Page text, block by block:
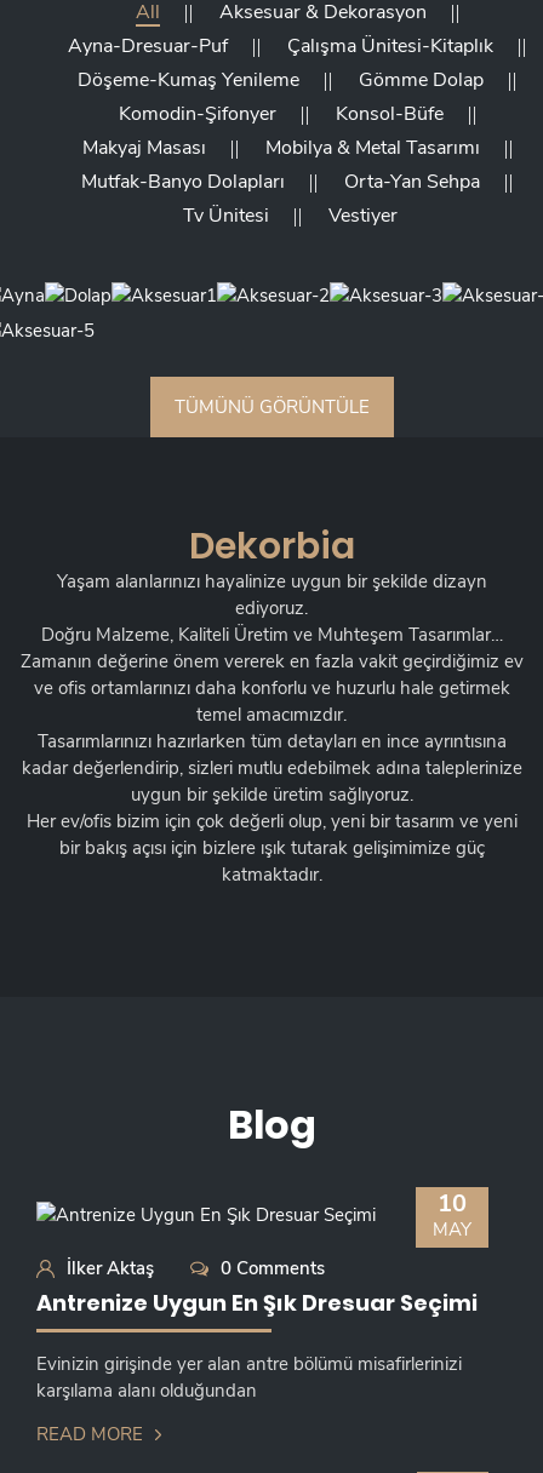
All
Aksesuar & Dekorasyon
Ayna-Dresuar-Puf
Çalışma Ünitesi-Kitaplık
Döşeme-Kumaş Yenileme
Gömme Dolap
Komodin-Şifonyer
Konsol-Büfe
Makyaj Masası
Mobilya & Metal Tasarımı
Mutfak-Banyo Dolapları
Orta-Yan Sehpa
Tv Ünitesi
Vestiyer
TÜMÜNÜ GÖRÜNTÜLE
Dekorbia
Yaşam alanlarınızı hayalinize uygun bir şekilde dizayn
ediyoruz.
Doğru Malzeme, Kaliteli Üretim ve Muhteşem Tasarımlar…
Zamanın değerine önem vererek en fazla vakit geçirdiğimiz ev
ve ofis ortamlarınızı daha konforlu ve huzurlu hale getirmek
temel amacımızdır.
Tasarımlarınızı hazırlarken tüm detayları en ince ayrıntısına
kadar değerlendirip, sizleri mutlu edebilmek adına taleplerinize
uygun bir şekilde üretim sağlıyoruz.
Her ev/ofis bizim için çok değerli olup, yeni bir tasarım ve yeni
bir bakış açısı için bizlere ışık tutarak gelişimimize güç
katmaktadır.
Blog
10
MAY
İlker Aktaş
0 Comments
Antrenize Uygun En Şık Dresuar Seçimi
Evinizin girişinde yer alan antre bölümü misafirlerinizi
karşılama alanı olduğundan
READ MORE